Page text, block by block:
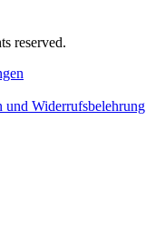
reserved.
und Widerrufsbelehrung